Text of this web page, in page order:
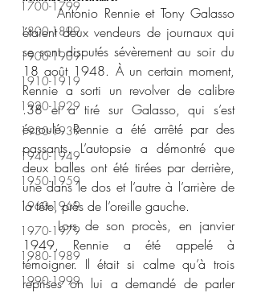
1700-1799
1800-1899
1900-1909
1910-1919
1920-1929
1930-1939
1940-1949
1950-1959
1960-1969
1970-1979
1980-1989
1990-1999
	Antonio Rennie et Tony Galasso
étaient deux vendeurs de journaux qui
se sont disputés sévèrement au soir du
18 août 1948. À un certain moment,
Rennie a sorti un revolver de calibre
.38 et a tiré sur Galasso, qui s’est
écroulé. Rennie a été arrêté par des
passants. L’autopsie a démontré que
deux balles ont été tirées par derrière,
une dans le dos et l’autre à l’arrière de
la tête, près de l’oreille gauche.
	Lors de son procès, en janvier
1949, Rennie a été appelé à
témoigner. Il était si calme qu’à trois
reprises on lui a demandé de parler